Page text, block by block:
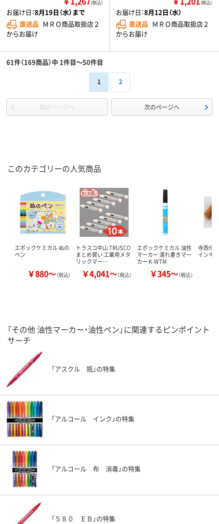
（税込）
お届け日：8月19日（水）まで
直送品 ＭＲＯ商品取扱店２
からお届け
（税込）
お届け日：8月12日（水）
直送品 ＭＲＯ商品取扱店２
からお届け
61件（169商品）中 1件目～50件目
1 2
前のページへ 次のページへ
このカテゴリーの人気商品
エポックケミカル ぬの
ペン
￥880～（税込）
トラスコ中山 TRUSCO
まとめ買い 工業用メタ
リックマー…
￥4,041～（税込）
エポックケミカル 油性
マーカー 濡れ書きマー
カー K-WTM
￥345～（税込）
寺西化
インキ
「その他 油性マーカー・油性ペン」に関連するピンポイント
サーチ
「アスクル 瓶」の特集
「アルコール インク」の特集
「アルコール 布 消毒」の特集
「５８０ ＥＢ」の特集